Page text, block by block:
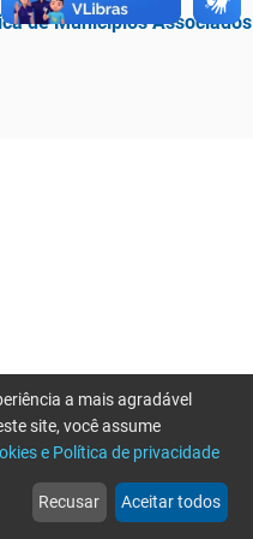
de Municípios Associados
web
Notícias
more_horiz
Mais
a mais agradável
site, você assume
e Política de privacidade
Recusar Aceitar todos
tente novamente